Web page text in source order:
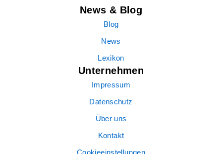
News & Blog
Blog
News
Lexikon
Unternehmen
Impressum
Datenschutz
Über uns
Kontakt
Cookieeinstellungen